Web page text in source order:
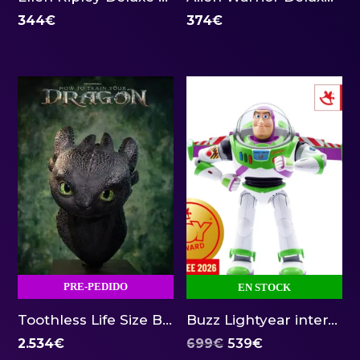
344€ 374€
PRE-PEDIDO
Toothless Life Size Bust 1:1 Dragon Elite Creature
2.534€
EN STOCK
Buzz Lightyear interactivo Toy Story Robosen
699€ El
539€El